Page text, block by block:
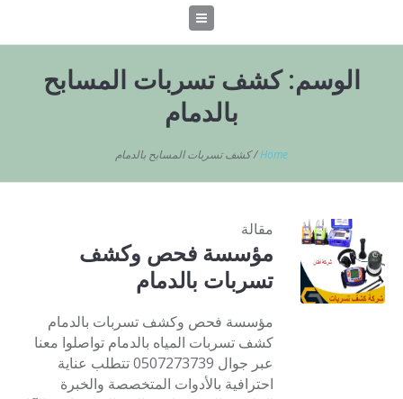
الوسم:كشف تسربات المسابح
بالدمام
Home
/كشف تسربات المسابح بالدمام
مقالة
مؤسسة فحص وكشف
تسربات بالدمام
مؤسسة فحص وكشف تسربات بالدمام
كشف تسربات المياه بالدمام تواصلوا معنا
عبر جوال 0507273739 تتطلب عناية
احترافية بالأدوات المتخصصة والخبرة